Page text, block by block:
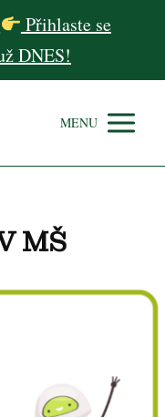
Přihlaste se
DNES!
MENU
MŠ